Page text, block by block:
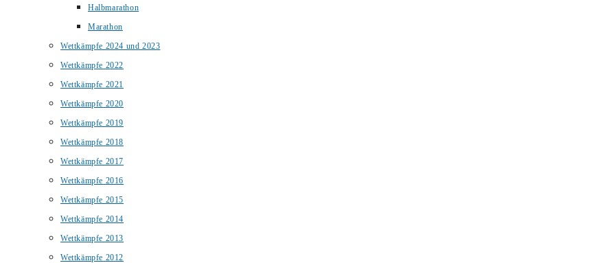
Halbmarathon
Marathon
Wettkämpfe 2024 und 2023
Wettkämpfe 2022
Wettkämpfe 2021
Wettkämpfe 2020
Wettkämpfe 2019
Wettkämpfe 2018
Wettkämpfe 2017
Wettkämpfe 2016
Wettkämpfe 2015
Wettkämpfe 2014
Wettkämpfe 2013
Wettkämpfe 2012